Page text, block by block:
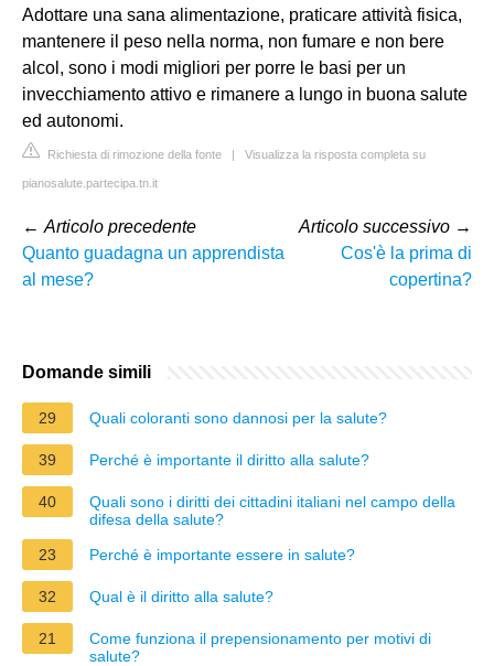
Adottare una sana alimentazione, praticare attività fisica,
mantenere il peso nella norma, non fumare e non bere
alcol, sono i modi migliori per porre le basi per un
invecchiamento attivo e rimanere a lungo in buona salute
ed autonomi.
Richiesta di rimozione della fonte | Visualizza la risposta completa su
pianosalute.partecipa.tn.it
← Articolo precedente
Quanto guadagna un apprendista
al mese?
Articolo successivo →
Cos'è la prima di
copertina?
Domande simili
29 Quali coloranti sono dannosi per la salute?
39 Perché è importante il diritto alla salute?
40
Quali sono i diritti dei cittadini italiani nel campo della
difesa della salute?
23
Perché è importante essere in salute?
32 Qual è il diritto alla salute?
21
Come funziona il prepensionamento per motivi di
salute?